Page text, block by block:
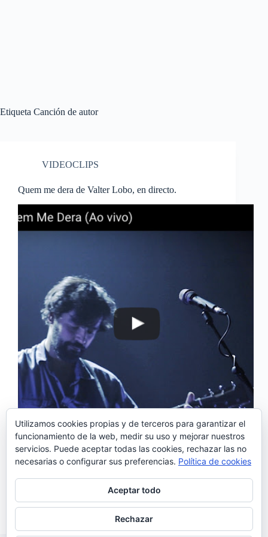
Etiqueta Canción de autor
VIDEOCLIPS
Quem me dera de Valter Lobo, en directo.
‘Quem me dera’ es el tema que
cierra «Mediterrâneo», el excepcional primer álbum
de Valter Lobo. Un precioso tema que como sólo
pasa con las buenas canciones, en directo suena
incluso mejor. Valter Lobo renueva y actualiza el
concepto de cantautor y lo…
Noemí Sánchez
30/03/2017
Utilizamos cookies propias y de terceros para garantizar el
funcionamiento de la web, medir su uso y mejorar nuestros
servicios. Puede aceptar todas las cookies, rechazar las no
necesarias o configurar sus preferencias. Política de cookies
Aceptar todo
Rechazar